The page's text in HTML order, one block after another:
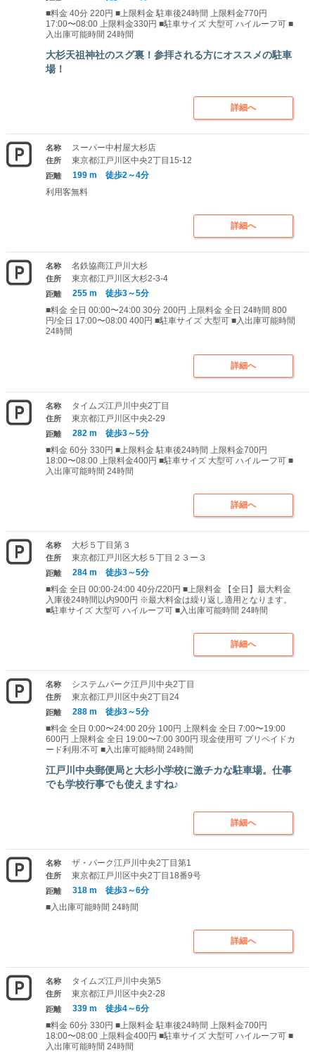
■料金 40分 220円 ■上限料金 駐車後24時間 上限料金770円
17:00〜08:00 上限料金330円 ■駐車サイズ 大型可 ハイルーフ可 ■
入出庫可能時間 24時間
大杉天祖神社のスグ裏！参拝される方にオススメの駐車
場！
詳細へ
名称 スーパー中村屋大杉店
住所 東京都江戸川区中央2丁目15-12
距離
199 m 徒歩2～4分
利用客無料
詳細へ
名称 名鉄協商江戸川大杉
住所 東京都江戸川区大杉2-3-4
距離
255 m 徒歩3～5分
■料金 全日 00:00〜24:00 30分 200円 上限料金 全日 24時間 800
円/全日 17:00〜08:00 400円 ■駐車サイズ 大型可 ■入出庫可能時間
24時間
詳細へ
名称 タイムズ江戸川中央2丁目
住所 東京都江戸川区中央2-29
距離
282 m 徒歩3～5分
■料金 60分 330円 ■上限料金 駐車後24時間 上限料金700円
18:00〜08:00 上限料金400円 ■駐車サイズ 大型可 ハイルーフ可 ■
入出庫可能時間 24時間
詳細へ
名称 大杉５丁目第３
住所 東京都江戸川区大杉５丁目２３ー３
距離
284 m 徒歩3～5分
■料金 全日 00:00-24:00 40分/220円 ■上限料金 【全日】最大料金
入庫後24時間以内900円 ※最大料金は繰り返し適用となります。
■駐車サイズ 大型可 ハイルーフ可 ■入出庫可能時間 24時間
詳細へ
名称 システムパーク江戸川中央2丁目
住所 東京都江戸川区中央2丁目24
距離
288 m 徒歩3～5分
■料金 全日 0:00〜24:00 20分 100円 上限料金 全日 7:00〜19:00
600円 上限料金 全日 19:00〜7:00 300円 現金使用可 プリペイドカ
ード利用:不可 ■入出庫可能時間 24時間
江戸川中央郵便局と大杉小学校に激チカな駐車場。仕事
でも学校行事でも使えますね♪
詳細へ
名称 ザ・パーク江戸川中央2丁目第1
住所 東京都江戸川区中央2丁目18番9号
距離
318 m 徒歩3～6分
■入出庫可能時間 24時間
詳細へ
名称 タイムズ江戸川中央第5
住所 東京都江戸川区中央2-28
距離
339 m 徒歩4～6分
■料金 60分 330円 ■上限料金 駐車後24時間 上限料金700円
18:00〜08:00 上限料金400円 ■駐車サイズ 大型可 ハイルーフ可 ■
入出庫可能時間 24時間